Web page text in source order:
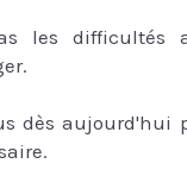
les difficultés
dès aujourd'hui